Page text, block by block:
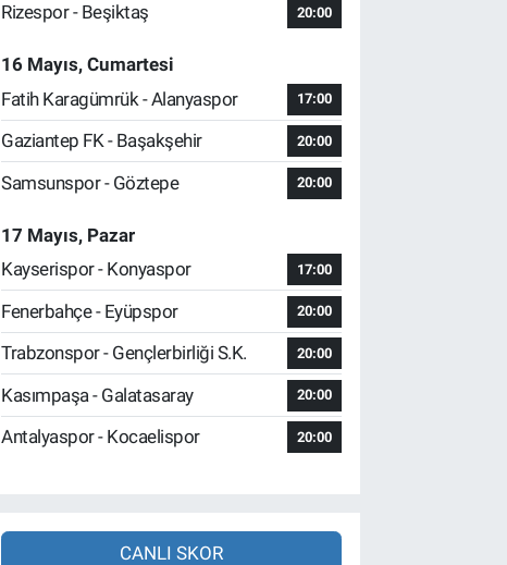
Rizespor - Beşiktaş
20:00
16 Mayıs, Cumartesi
Fatih Karagümrük - Alanyaspor
17:00
Gaziantep FK - Başakşehir 20:00
Samsunspor - Göztepe 20:00
17 Mayıs, Pazar
Kayserispor - Konyaspor
17:00
Fenerbahçe - Eyüpspor 20:00
Trabzonspor - Gençlerbirliği S.K. 20:00
Kasımpaşa - Galatasaray 20:00
Antalyaspor - Kocaelispor 20:00
CANLI SKOR